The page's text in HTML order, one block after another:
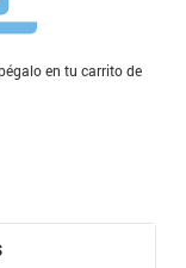
en tu carrito de